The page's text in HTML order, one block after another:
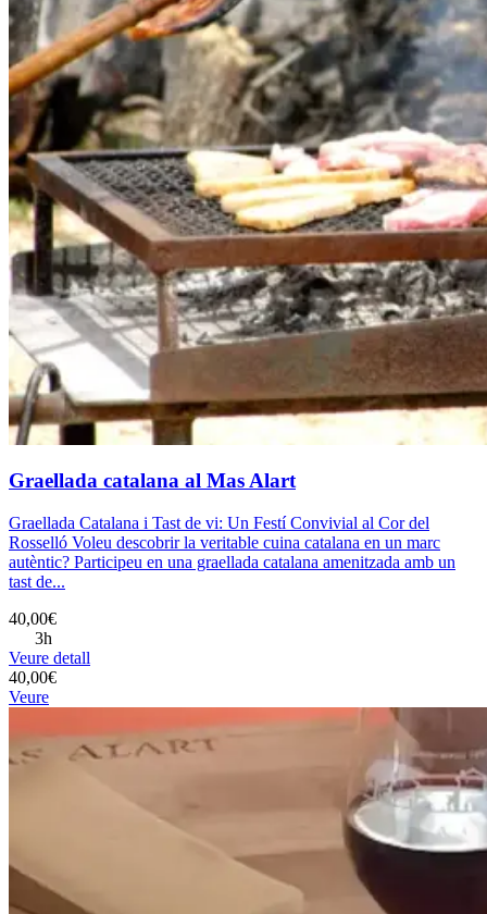
Graellada catalana al Mas Alart
Graellada Catalana i Tast de vi: Un Festí Convivial al Cor del
Rosselló Voleu descobrir la veritable cuina catalana en un marc
autèntic? Participeu en una graellada catalana amenitzada amb un
tast de...
40,00€
3h
Veure detall
40,00€
Veure